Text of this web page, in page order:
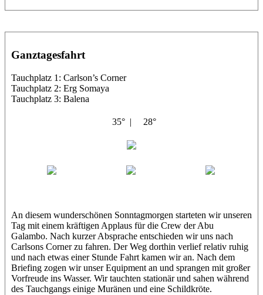
Ganztagesfahrt
Tauchplatz 1: Carlson’s Corner
Tauchplatz 2: Erg Somaya
Tauchplatz 3: Balena
35° | 28°
An diesem wunderschönen Sonntagmorgen starteten wir unseren
Tag mit einem kräftigen Applaus für die Crew der Abu
Galambo. Nach kurzer Absprache entschieden wir uns nach
Carlsons Corner zu fahren. Der Weg dorthin verlief relativ ruhig
und nach etwas einer Stunde Fahrt kamen wir an. Nach dem
Briefing zogen wir unser Equipment an und sprangen mit großer
Vorfreude ins Wasser. Wir tauchten stationär und sahen während
des Tauchgangs einige Muränen und eine Schildkröte.